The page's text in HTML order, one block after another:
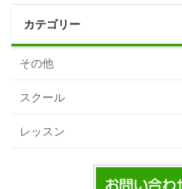
カテゴリー
その他
スクール
レッスン